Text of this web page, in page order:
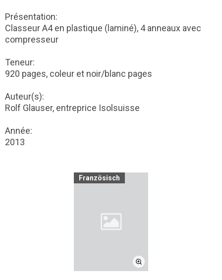
Présentation:
Classeur A4 en plastique (laminé), 4 anneaux avec
compresseur
Teneur:
920 pages, coleur et noir/blanc pages
Auteur(s):
Rolf Glauser, entreprice Isolsuisse
Année:
2013
Französisch